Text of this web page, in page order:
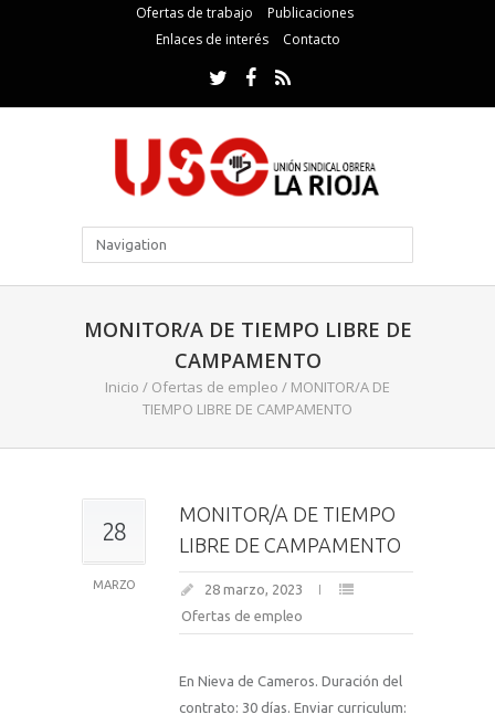
Ofertas de trabajo
Publicaciones
Enlaces de interés
Contacto
MONITOR/A DE TIEMPO LIBRE DE
CAMPAMENTO
Inicio / Ofertas de empleo / MONITOR/A DE
TIEMPO LIBRE DE CAMPAMENTO
28
MARZO
MONITOR/A DE TIEMPO
LIBRE DE CAMPAMENTO
28 marzo, 2023
Ofertas de empleo
En Nieva de Cameros. Duración del
contrato: 30 días. Enviar curriculum: